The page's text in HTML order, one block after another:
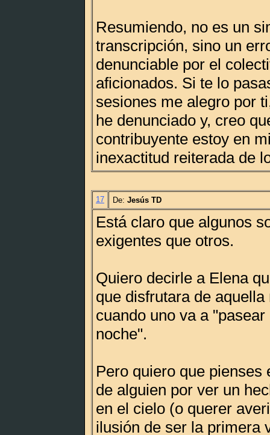
Resumiendo, no es un
transcripción, sino un
denunciable por el
aficionados. Si te lo
sesiones me alegro por
he denunciado y, creo
contribuyente estoy en
inexactitud reiterada de
17 De: Jesús TD
Está claro que algunos
exigentes que otros.
Quiero decirle a Elena
que disfrutara de
cuando uno va a "pasear
noche".
Pero quiero que pienses
de alguien por ver un
en el cielo (o querer
ilusión de ser la primera